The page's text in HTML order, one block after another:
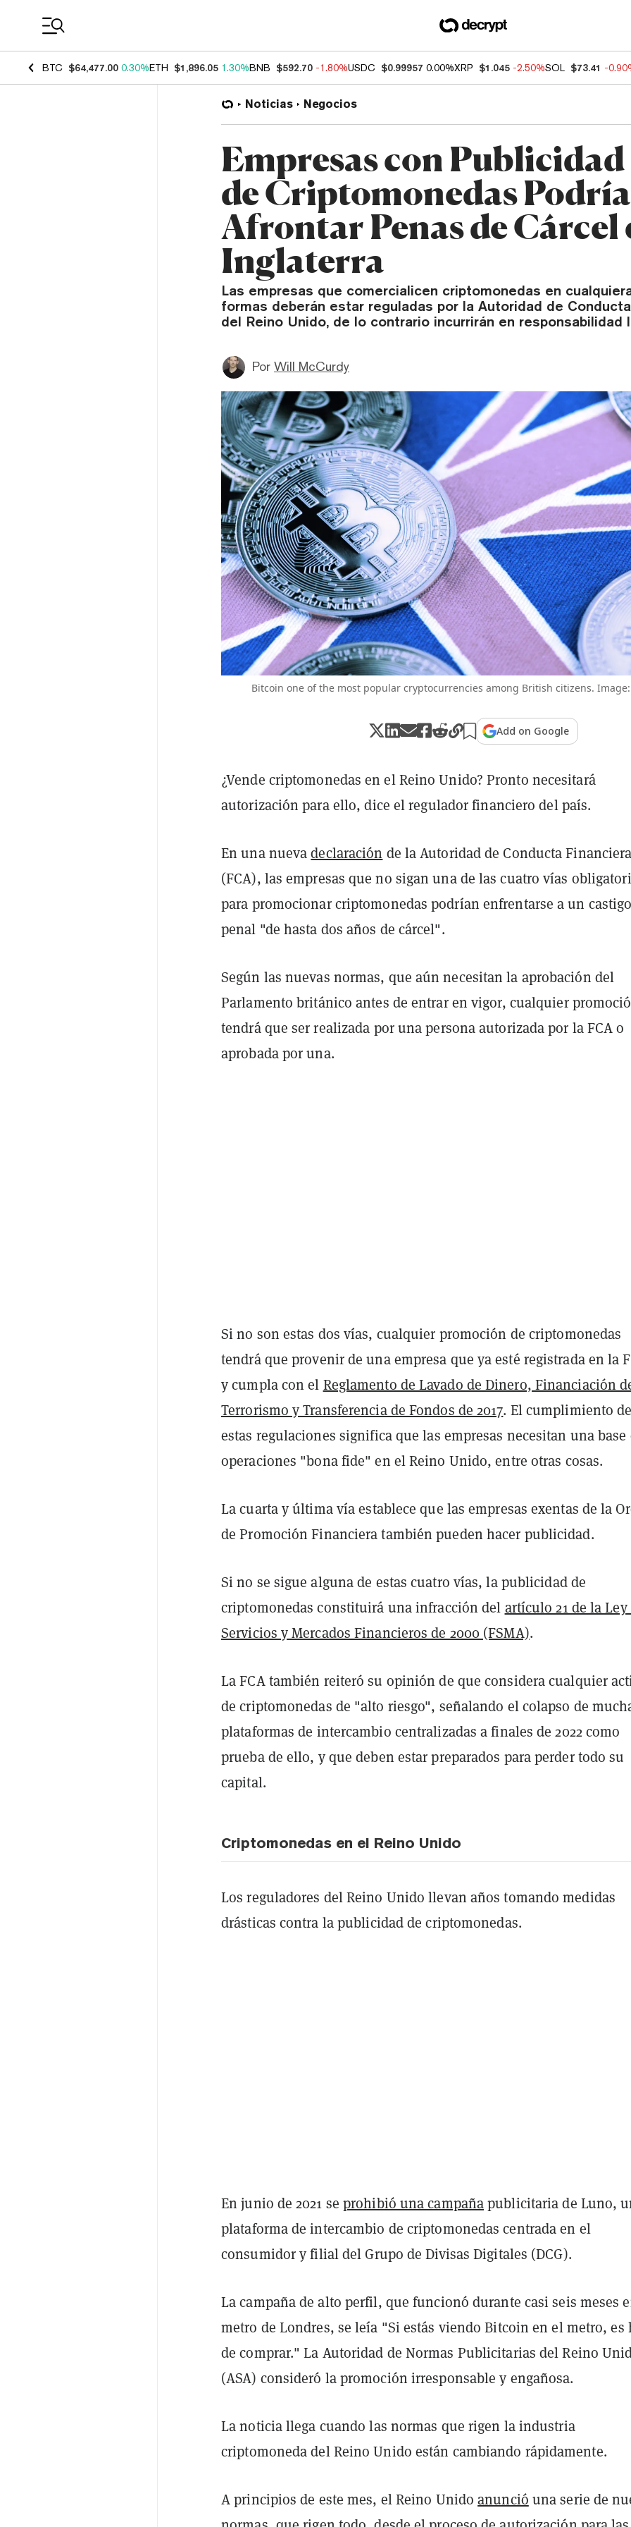
BTC $64,477.00 0.30%ETH $1,896.05 1.30%BNB $592.70 -1.80%USDC $0.99957 0.00%XRP $1.045 -2.50%SOL $73.41 -
Noticias Negocios
Empresas con
de Criptomonedas
Afrontar Penas de Cárcel
Inglaterra
Las empresas que comercialicen criptomonedas en
formas deberán estar reguladas por la Autoridad de
del Reino Unido, de lo contrario incurrirán en responsabilidad
Por Will McCurdy
Bitcoin one of the most popular cryptocurrencies among British citizens.
Add on Google
¿Vende criptomonedas en el Reino Unido? Pronto necesitará
autorización para ello, dice el regulador financiero del país.
En una nuevadeclaración de la Autoridad de Conducta
(FCA), las empresas que no sigan una de las cuatro vías
para promocionar criptomonedas podrían enfrentarse a un
penal "de hasta dos años de cárcel".
Según las nuevas normas, que aún necesitan la aprobación del
Parlamento británico antes de entrar en vigor, cualquier
tendrá que ser realizada por una persona autorizada por la FCA o
aprobada por una.
Si no son estas dos vías, cualquier promoción de criptomonedas
tendrá que provenir de una empresa que ya esté registrada en la
y cumpla con el Reglamento de Lavado de Dinero, Financiación
Terrorismo y Transferencia de Fondos de 2017. El cumplimiento
estas regulaciones significa que las empresas necesitan una base
operaciones "bona fide" en el Reino Unido, entre otras cosas.
La cuarta y última vía establece que las empresas exentas de la
de Promoción Financiera también pueden hacer publicidad.
Si no se sigue alguna de estas cuatro vías, la publicidad de
criptomonedas constituirá una infracción del artículo 21 de la Ley
Servicios y Mercados Financieros de 2000 (FSMA).
La FCA también reiteró su opinión de que considera cualquier
de criptomonedas de "alto riesgo", señalando el colapso de
plataformas de intercambio centralizadas a finales de 2022 como
prueba de ello, y que deben estar preparados para perder todo su
capital.
Criptomonedas en el Reino Unido
Los reguladores del Reino Unido llevan años tomando medidas
drásticas contra la publicidad de criptomonedas.
En junio de 2021 seprohibió una campañapublicitaria de Luno,
plataforma de intercambio de criptomonedas centrada en el
consumidor y filial del Grupo de Divisas Digitales (DCG).
La campaña de alto perfil, que funcionó durante casi seis meses
metro de Londres, se leía "Si estás viendo Bitcoin en el metro, es
de comprar." La Autoridad de Normas Publicitarias del Reino
(ASA) consideró la promoción irresponsable y engañosa.
La noticia llega cuando las normas que rigen la industria
criptomoneda del Reino Unido están cambiando rápidamente.
A principios de este mes, el Reino Unidoanunció una serie de